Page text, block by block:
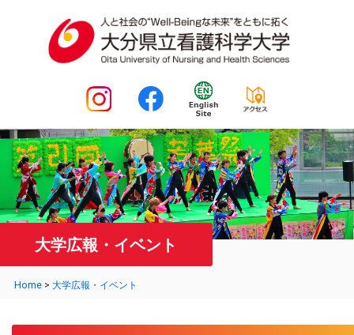
大学広報・イベント
Home > 大学広報・イベント